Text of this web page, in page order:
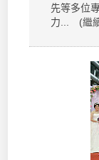
先等多位
力... (繼